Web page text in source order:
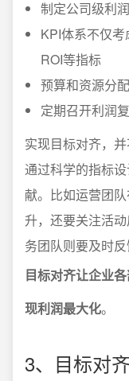
制定公司级利
KPI体系不仅考
ROI等指标
预算和资源分
定期召开利润
实现目标对齐，
通过科学的指标
献。比如运营团
升，还要关注活
务团队则要及时
目标对齐让企业
现利润最大化。
3、目标对